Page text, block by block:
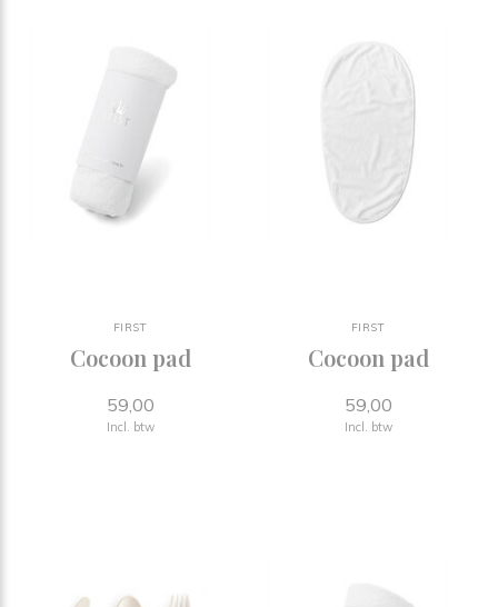
FIRST
Cocoon pad
59,00
Incl. btw
FIRST
Cocoon pad
59,00
Incl. btw